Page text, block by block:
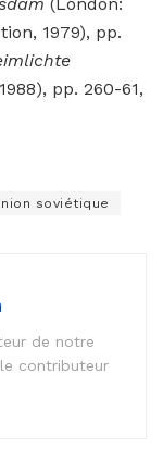
1979), pp.
pp. 260-61,
soviétique
de notre
contributeur